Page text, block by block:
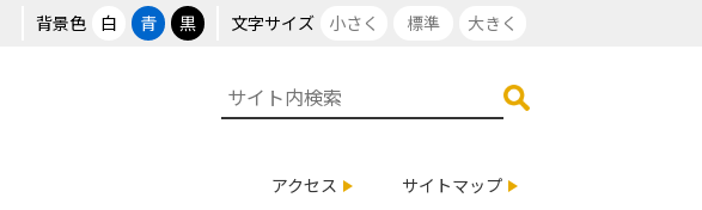
背景色 白 青 黒 文字サイズ 小さく 標準 大きく
アクセス サイトマップ